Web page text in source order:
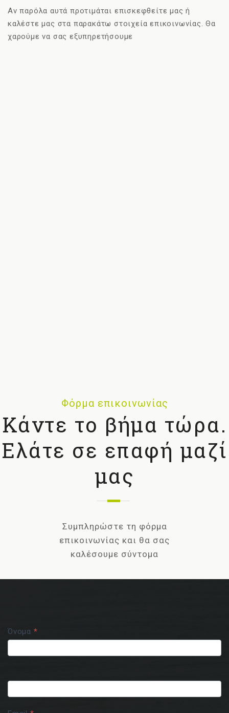
Αν παρόλα αυτά προτιμάται επισκεφθείτε μας ή
καλέστε μας στα παρακάτω στοιχεία επικοινωνίας. Θα
χαρούμε να σας εξυπηρετήσουμε
Φόρμα επικοινωνίας
Κάντε το βήμα τώρα.
Ελάτε σε επαφή μαζί
μας
Συμπληρώστε τη φόρμα
επικοινωνίας και θα σας
καλέσουμε σύντομα
Contact
Us
Όνομα *